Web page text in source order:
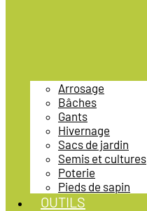
Arrosage
Bâches
Gants
Hivernage
Sacs de jardin
Semis et cultures
Poterie
Pieds de sapin
OUTILS